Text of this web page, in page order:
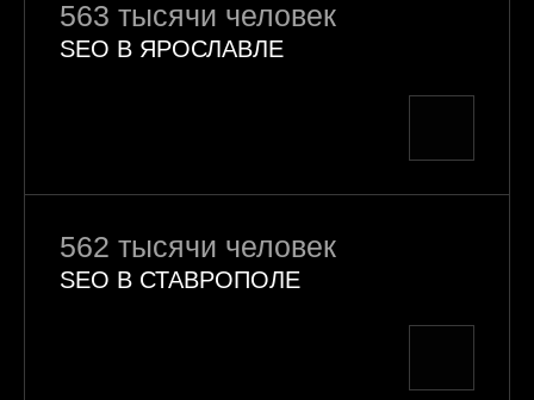
563 тысячи человек
SEO В ЯРОСЛАВЛЕ
562 тысячи человек
SEO В СТАВРОПОЛЕ